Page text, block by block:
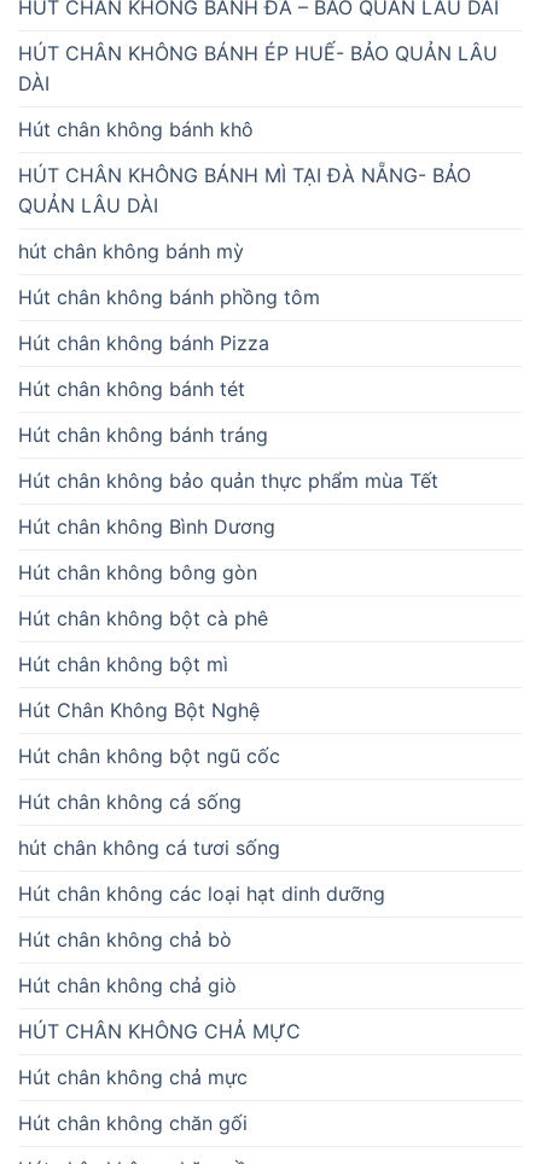
HÚT CHÂN KHÔNG BÁNH ĐA – BẢO QUẢN LÂU DÀI
HÚT CHÂN KHÔNG BÁNH ÉP HUẾ- BẢO QUẢN LÂU
DÀI
Hút chân không bánh khô
HÚT CHÂN KHÔNG BÁNH MÌ TẠI ĐÀ NẴNG- BẢO
QUẢN LÂU DÀI
hút chân không bánh mỳ
Hút chân không bánh phồng tôm
Hút chân không bánh Pizza
Hút chân không bánh tét
Hút chân không bánh tráng
Hút chân không bảo quản thực phẩm mùa Tết
Hút chân không Bình Dương
Hút chân không bông gòn
Hút chân không bột cà phê
Hút chân không bột mì
Hút Chân Không Bột Nghệ
Hút chân không bột ngũ cốc
Hút chân không cá sống
hút chân không cá tươi sống
Hút chân không các loại hạt dinh dưỡng
Hút chân không chả bò
Hút chân không chả giò
HÚT CHÂN KHÔNG CHẢ MỰC
Hút chân không chả mực
Hút chân không chăn gối